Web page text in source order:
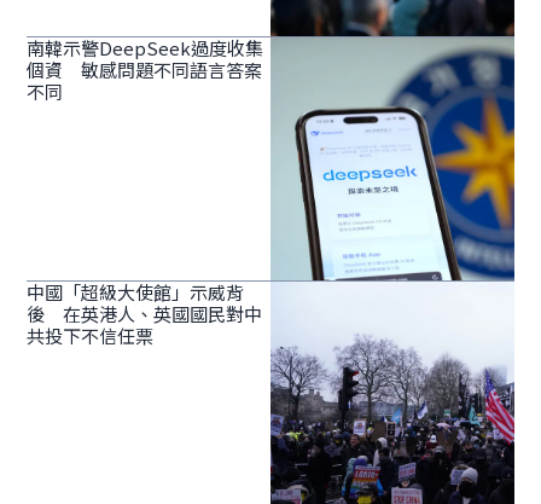
南韓示警DeepSeek過度收集
個資 敏感問題不同語言答案
不同
中國「超級大使館」示威背
後 在英港人、英國國民對中
共投下不信任票